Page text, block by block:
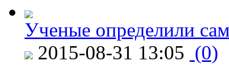
Ученые определили
2015-08-31 13:05 (0)